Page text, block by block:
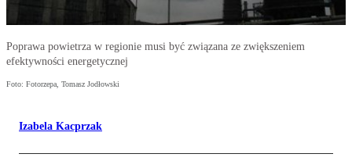
Poprawa powietrza w regionie musi być związana ze zwiększeniem
efektywności energetycznej
Foto: Fotorzepa, Tomasz Jodłowski
Izabela Kacprzak